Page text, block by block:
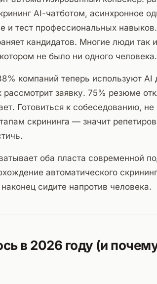
AI-чатботом, асинхронное
и тест профессиональных
кандидатов. Многие люди так
не было ни одного человека.
компаний теперь используют AI
рассмотрит заявку. 75% резюме
Готовиться к собеседованию, не
скрининга — значит
оба пласта современной
автоматического
сидите напротив человека.
в 2026 году (и